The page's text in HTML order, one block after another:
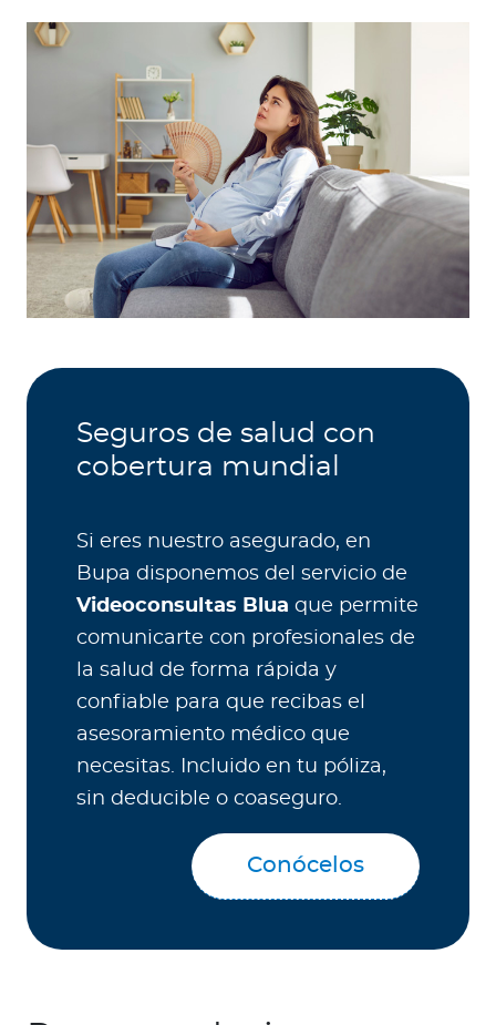
Seguros de salud con
cobertura mundial
Si eres nuestro asegurado, en
Bupa disponemos del servicio de
Videoconsultas Blua que permite
comunicarte con profesionales de
la salud de forma rápida y
confiable para que recibas el
asesoramiento médico que
necesitas. Incluido en tu póliza,
sin deducible o coaseguro.
Conócelos